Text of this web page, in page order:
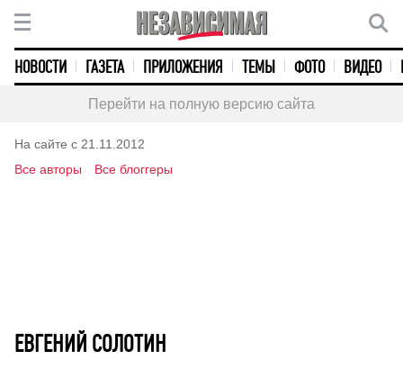
НОВОСТИ ГАЗЕТА ПРИЛОЖЕНИЯ ТЕМЫ ФОТО ВИДЕО
Перейти на полную версию сайта
На сайте с 21.11.2012
Все авторы
Все блоггеры
ЕВГЕНИЙ СОЛОТИН